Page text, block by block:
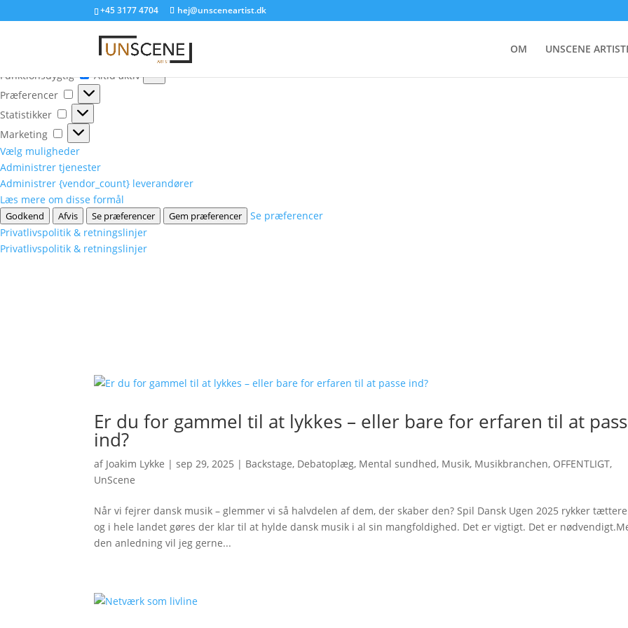
Administrer samtykke
For at give dig de bedste oplevelser bruger vi teknologier som cookies til at gemme og/eller få adgang til enhedsoplysninger. Hvis
f.eks. browsingadfærd eller unikke ID'er på dette websted. Hvis du ikke giver dit samtykke eller trækker dit samtykke tilbage, kan det
Funktionsdygtig
Altid aktiv
Præferencer
Præferencer
Statistikker
Statistikker
Marketing
Marketing
Vælg muligheder
Administrer tjenester
Administrer {vendor_count} leverandører
Læs mere om disse formål
Godkend Afvis Se præferencer Gem præferencer
Se præferencer
Privatlivspolitik & retningslinjer
Privatlivspolitik & retningslinjer
+45 3177 4704 hej@unsceneartist.dk
OM UNSCENE
Er du for gammel til at lykkes – eller bare for erfaren til at
ind?
af Joakim Lykke |sep 29, 2025 | Backstage, Debatoplæg, Mental sundhed, Musik, Musikbranchen, OFFENTLIGT,
UnScene
Når vi fejrer dansk musik – glemmer vi så halvdelen af dem, der skaber den? Spil Dansk Ugen 2025 rykker
og i hele landet gøres der klar til at hylde dansk musik i al sin mangfoldighed. Det er vigtigt. Det er
den anledning vil jeg gerne...